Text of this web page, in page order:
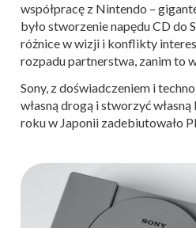
współpracę z Nintendo –
było stworzenie napędu CD do
różnice w wizji i konflikty
rozpadu partnerstwa, zanim to
Sony, z doświadczeniem i
własną drogą i stworzyć
roku w Japonii zadebiutowało